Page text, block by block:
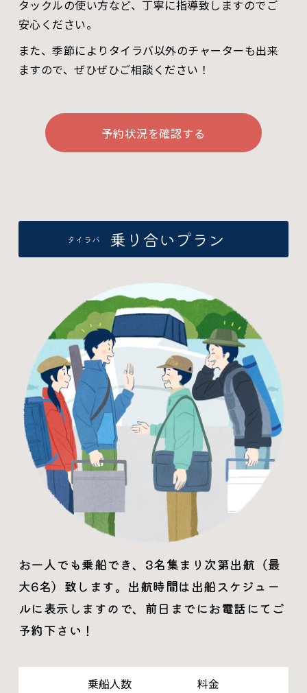
タックルの使い方など、丁寧に指導致しますのでご
安心ください。
また、季節によりタイラバ以外のチャーターも出来
ますので、ぜひぜひご相談ください！
予約状況を確認する
タイラバ 乗り合いプラン
お一人でも乗船でき、3名集まり次第出航（最
大6名）致します。出航時間は出船スケジュー
ルに表示しますので、前日までにお電話にてご
予約下さい！
乗船人数 料金